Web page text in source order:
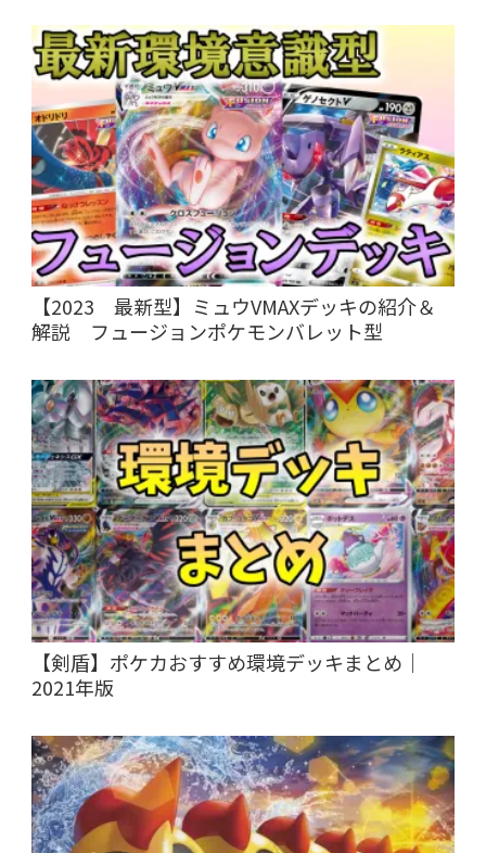
【2023 最新型】ミュウVMAXデッキの紹介＆
解説 フュージョンポケモンバレット型
【剣盾】ポケカおすすめ環境デッキまとめ｜
2021年版